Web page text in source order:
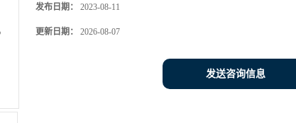
发布日期： 2023-08-11
更新日期： 2026-08-07
发送咨询信息